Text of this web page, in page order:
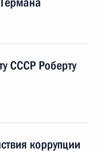
СССР Роберту
коррупции